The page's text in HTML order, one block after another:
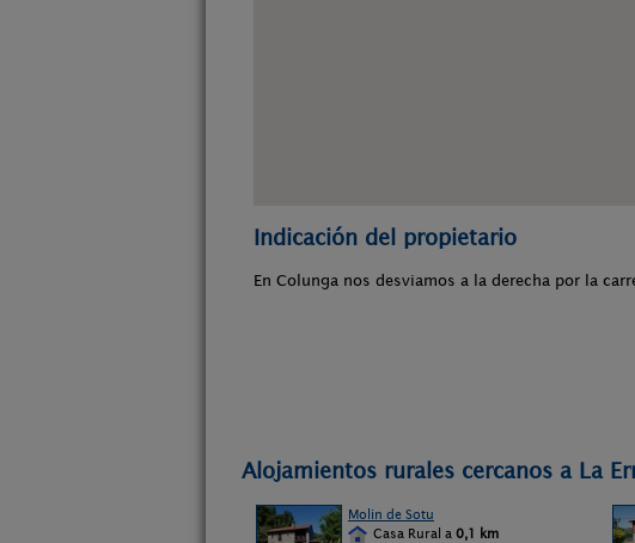
Indicación del propietario
En Colunga nos desviamos a la derecha por la
Alojamientos rurales cercanos a La
Molin de Sotu
Casa Rural a 0,1 km